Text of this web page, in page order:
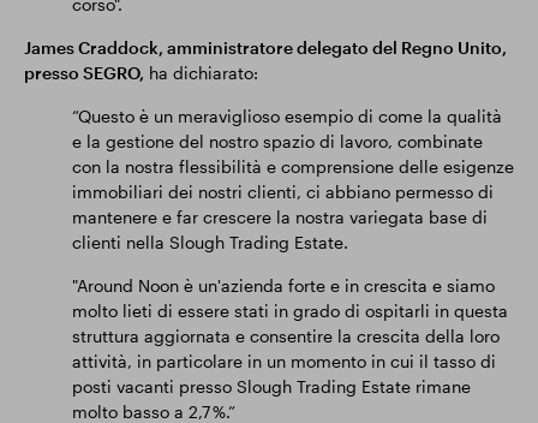
corso".
James Craddock, amministratore delegato del Regno Unito,
presso SEGRO, ha dichiarato:
“Questo è un meraviglioso esempio di come la qualità
e la gestione del nostro spazio di lavoro, combinate
con la nostra flessibilità e comprensione delle esigenze
immobiliari dei nostri clienti, ci abbiano permesso di
mantenere e far crescere la nostra variegata base di
clienti nella Slough Trading Estate.
"Around Noon è un'azienda forte e in crescita e siamo
molto lieti di essere stati in grado di ospitarli in questa
struttura aggiornata e consentire la crescita della loro
attività, in particolare in un momento in cui il tasso di
posti vacanti presso Slough Trading Estate rimane
molto basso a 2,7 %.”